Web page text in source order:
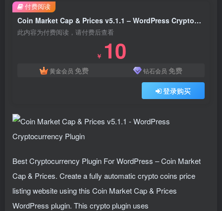
Coin Market Cap & Prices v5.1.1 – WordPress Cryptocurrency Plugin Plugins
此内容为付费阅读，请付费后查看
￥ 10
黄金会员 免费 钻石会员 免费
登录购买
付费阅读
Best Cryptocurrency Plugin For WordPress – Coin Market
Cap & Prices. Create a fully automatic crypto coins price
listing website using this Coin Market Cap & Prices
WordPress plugin. This crypto plugin uses